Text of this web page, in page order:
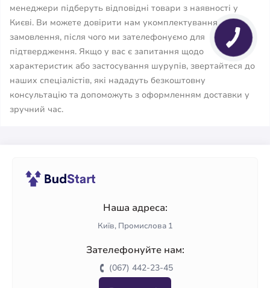
менеджери підберуть відповідні товари з наявності у
Києві. Ви можете довірити нам укомплектування
замовлення, після чого ми зателефонуємо для
підтвердження. Якщо у вас є запитання щодо
характеристик або застосування шурупів, звертайтеся до
наших спеціалістів, які нададуть безкоштовну
консультацію та допоможуть з оформленням доставки у
зручний час.
Наша адреса:
Київ, Промислова 1
Зателефонуйте нам:
(067) 442-23-45